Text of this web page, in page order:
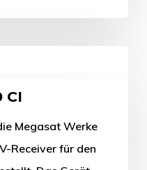
CI
Megasat Werke
Receiver für den